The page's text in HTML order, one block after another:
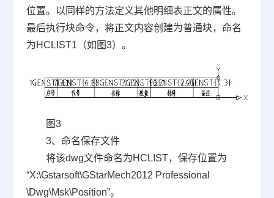
位置。以同样的方法定义其他明细表正文的属性。
最后执行块命令，将正文内容创建为普通块，命名
为HCLIST1（如图3）。
图3
3、命名保存文件
将该dwg文件命名为HCLIST，保存位置为
“X:\Gstarsoft\GStarMech2012 Professional
\Dwg\Msk\Position”。